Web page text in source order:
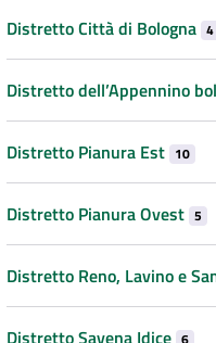
Distretto Città di Bologna 4
Distretto dell’Appennino
Distretto Pianura Est 10
Distretto Pianura Ovest 5
Distretto Reno, Lavino e
Distretto Savena Idice